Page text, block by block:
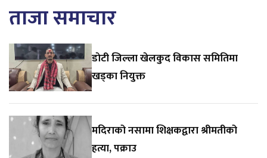
ताजा समाचार
डाेटी जिल्ला खेलकुद विकास समितिमा
खड्का नियुक्त
मदिराको नसामा शिक्षकद्वारा श्रीमतीको
हत्या, पक्राउ